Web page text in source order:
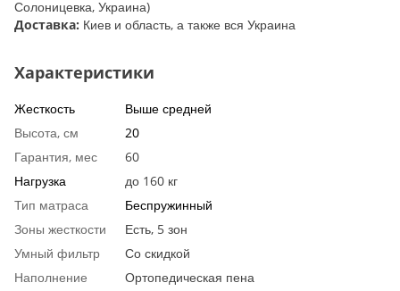
Солоницевка, Украина)
Доставка: Киев и область, а также вся Украина
Характеристики
Жесткость
Выше средней
Высота, см
20
Гарантия, мес
60
Нагрузка
до 160 кг
Тип матраса
Беспружинный
Зоны жесткости
Есть, 5 зон
Умный фильтр
Со скидкой
Наполнение
Ортопедическая пена